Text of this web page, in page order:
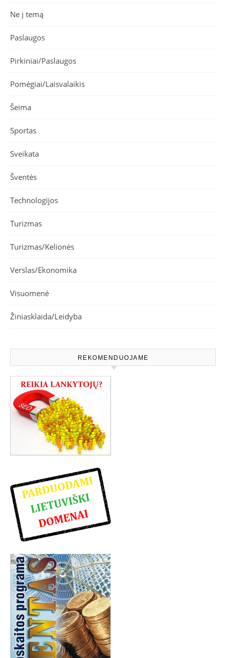
Ne į temą
Paslaugos
Pirkiniai/Paslaugos
Pomėgiai/Laisvalaikis
Šeima
Sportas
Sveikata
Šventės
Technologijos
Turizmas
Turizmas/Kelionės
Verslas/Ekonomika
Visuomenė
Žiniasklaida/Leidyba
REKOMENDUOJAME